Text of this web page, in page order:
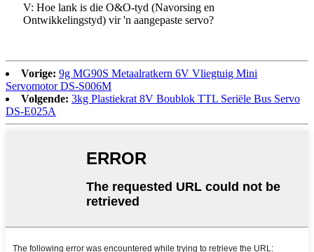
V: Hoe lank is die O&O-tyd (Navorsing en
Ontwikkelingstyd) vir 'n aangepaste servo?
Vorige: 9g MG90S Metaalratkern 6V Vliegtuig Mini
Servomotor DS-S006M
Volgende: 3kg Plastiekrat 8V Boublok TTL Seriële Bus Servo
DS-E025A